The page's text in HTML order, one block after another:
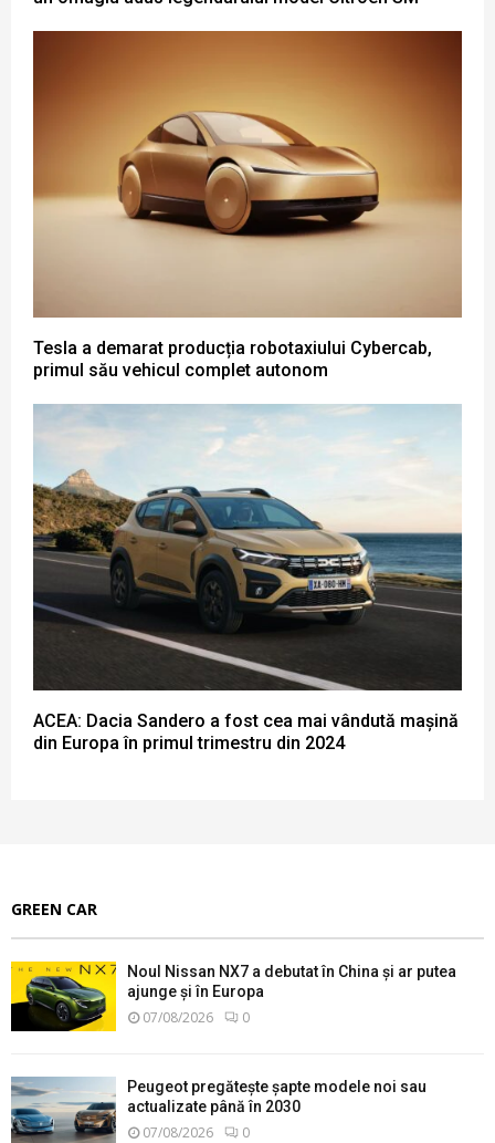
Tesla a demarat producția robotaxiului Cybercab,
primul său vehicul complet autonom
ACEA: Dacia Sandero a fost cea mai vândută mașină
din Europa în primul trimestru din 2024
GREEN CAR
Noul Nissan NX7 a debutat în China și ar putea
ajunge și în Europa
07/08/2026 0
Peugeot pregătește șapte modele noi sau
actualizate până în 2030
07/08/2026 0